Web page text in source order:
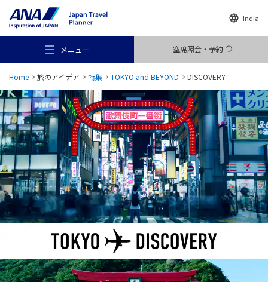
India
メニュー 空席照会・予約
おすすめの旅
旅のアイデア
行き先
旅のお役立ち情報
Home 旅のアイデア 特集 TOKYO and BEYOND DISCOVERY